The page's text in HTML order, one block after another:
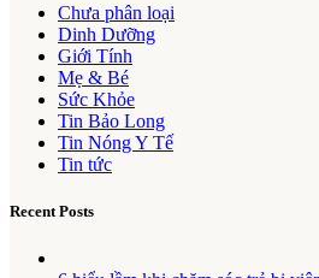
Chưa phân loại
Dinh Dưỡng
Giới Tính
Mẹ & Bé
Sức Khỏe
Tin Bảo Long
Tin Nóng Y Tế
Tin tức
Recent Posts